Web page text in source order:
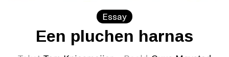
Essay
Een pluchen harnas